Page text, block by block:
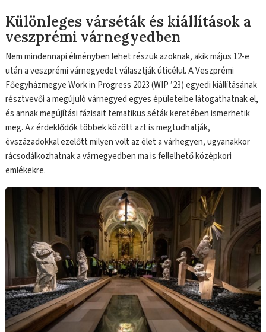
Különleges várséták és kiállítások a
veszprémi várnegyedben
Nem mindennapi élményben lehet részük azoknak, akik május 12-e
után a veszprémi várnegyedet választják úticélul. A Veszprémi
Főegyházmegye Work in Progress 2023 (WIP ’23) egyedi kiállításának
résztvevői a megújuló várnegyed egyes épületeibe látogathatnak el,
és annak megújítási fázisait tematikus séták keretében ismerhetik
meg. Az érdeklődők többek között azt is megtudhatják,
évszázadokkal ezelőtt milyen volt az élet a várhegyen, ugyanakkor
rácsodálkozhatnak a várnegyedben ma is fellelhető középkori
emlékekre.